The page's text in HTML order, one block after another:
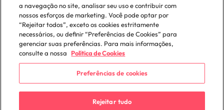
a navegação no site, analisar seu uso e contribuir com
nossos esforços de marketing. Você pode optar por
“Rejeitar todos”, exceto os cookies estritamente
necessários, ou definir “Preferências de Cookies” para
gerenciar suas preferências. Para mais informações,
consulte a nossa
Política de Cookies
Preferências de cookies
Rejeitar tudo